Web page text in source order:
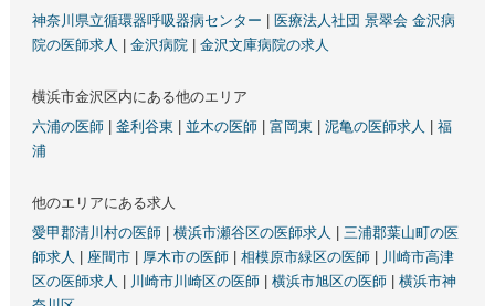
神奈川県立循環器呼吸器病センター
医療法人社団 景翠会 金沢病
院の医師求人
金沢病院 金沢文庫病院の求人
横浜市金沢区内にある他のエリア
六浦の医師
釜利谷東 並木の医師 富岡東 泥亀の医師求人
福
浦
他のエリアにある求人
愛甲郡清川村の医師
横浜市瀬谷区の医師求人
三浦郡葉山町の医
師求人
座間市 厚木市の医師 相模原市緑区の医師
川崎市高津
区の医師求人
川崎市川崎区の医師 横浜市旭区の医師
横浜市神